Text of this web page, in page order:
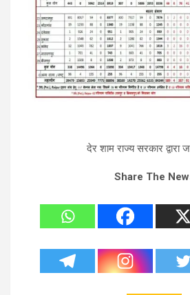
देर शाम राज्य सरकार द्वारा
Share The